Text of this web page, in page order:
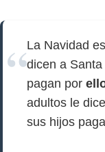
La Navidad
dicen a
pagan por
adultos le
sus hijos